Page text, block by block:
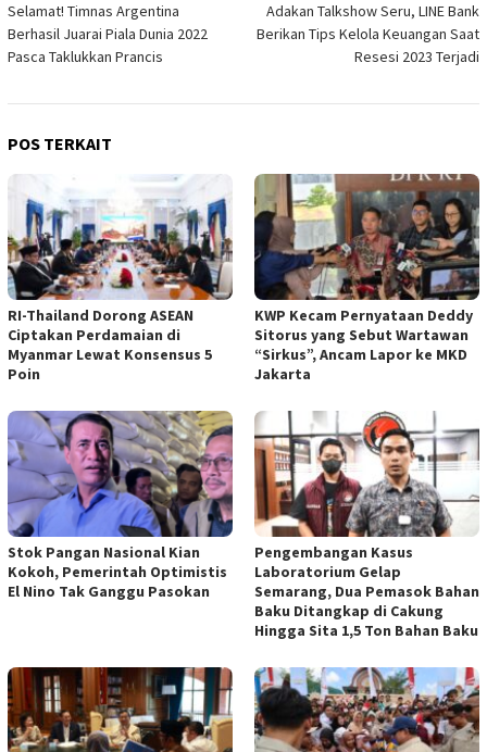
pos
Selamat! Timnas Argentina
Berhasil Juarai Piala Dunia 2022
Pasca Taklukkan Prancis
Adakan Talkshow Seru, LINE Bank
Berikan Tips Kelola Keuangan Saat
Resesi 2023 Terjadi
POS TERKAIT
RI-Thailand Dorong ASEAN
Ciptakan Perdamaian di
Myanmar Lewat Konsensus 5
Poin
KWP Kecam Pernyataan Deddy
Sitorus yang Sebut Wartawan
“Sirkus”, Ancam Lapor ke MKD
Jakarta
Stok Pangan Nasional Kian
Kokoh, Pemerintah Optimistis
El Nino Tak Ganggu Pasokan
Pengembangan Kasus
Laboratorium Gelap
Semarang, Dua Pemasok Bahan
Baku Ditangkap di Cakung
Hingga Sita 1,5 Ton Bahan Baku